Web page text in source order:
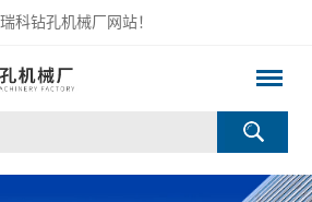
科钻孔机械厂网站！